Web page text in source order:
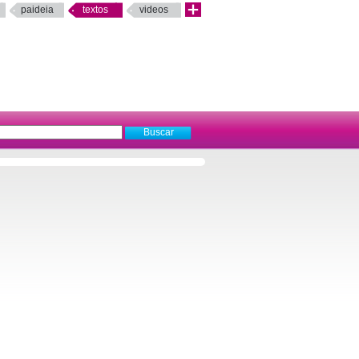
paideia textos videos